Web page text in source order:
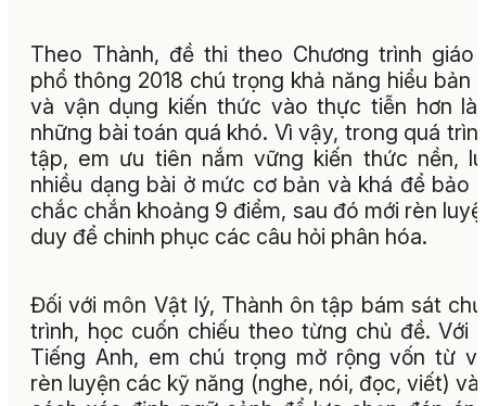
Theo Thành, đề thi theo Chương trình giáo
phổ thông 2018 chú trọng khả năng hiểu bản
và vận dụng kiến thức vào thực tiễn hơn là
những bài toán quá khó. Vì vậy, trong quá
tập, em ưu tiên nắm vững kiến thức nền,
nhiều dạng bài ở mức cơ bản và khá để bảo
chắc chắn khoảng 9 điểm, sau đó mới rèn
duy để chinh phục các câu hỏi phân hóa.
Đối với môn Vật lý, Thành ôn tập bám sát
trình, học cuốn chiếu theo từng chủ đề. Với
Tiếng Anh, em chú trọng mở rộng vốn từ
rèn luyện các kỹ năng (nghe, nói, đọc, viết) và